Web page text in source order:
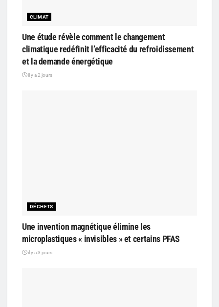
CLIMAT
Une étude révèle comment le changement
climatique redéfinit l’efficacité du refroidissement
et la demande énergétique
il y a 2 jours
DÉCHETS
Une invention magnétique élimine les
microplastiques « invisibles » et certains PFAS
il y a 3 jours